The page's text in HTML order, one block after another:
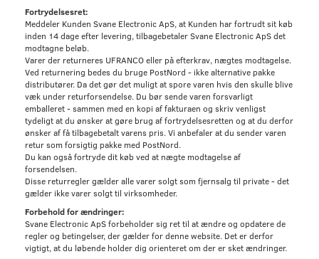
Fortrydelsesret:
Meddeler Kunden Svane Electronic ApS, at Kunden har fortrudt sit køb
inden 14 dage efter levering, tilbagebetaler Svane Electronic ApS det
modtagne beløb.
Varer der returneres UFRANCO eller på efterkrav, nægtes modtagelse.
Ved returnering bedes du bruge PostNord - ikke alternative pakke
distributører. Da det gør det muligt at spore varen hvis den skulle blive
væk under returforsendelse. Du bør sende varen forsvarligt
emballeret - sammen med en kopi af fakturaen og skriv venligst
tydeligt at du ønsker at gøre brug af fortrydelsesretten og at du derfor
ønsker af få tilbagebetalt varens pris. Vi anbefaler at du sender varen
retur som forsigtig pakke med PostNord.
Du kan også fortryde dit køb ved at nægte modtagelse af
forsendelsen.
Disse returregler gælder alle varer solgt som fjernsalg til private - det
gælder ikke varer solgt til virksomheder.
Forbehold for ændringer:
Svane Electronic ApS forbeholder sig ret til at ændre og opdatere de
regler og betingelser, der gælder for denne website. Det er derfor
vigtigt, at du løbende holder dig orienteret om der er sket ændringer.